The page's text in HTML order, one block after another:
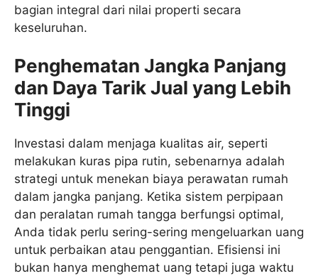
bagian integral dari nilai properti secara
keseluruhan.
Penghematan Jangka Panjang
dan Daya Tarik Jual yang Lebih
Tinggi
Investasi dalam menjaga kualitas air, seperti
melakukan kuras pipa rutin, sebenarnya adalah
strategi untuk menekan biaya perawatan rumah
dalam jangka panjang. Ketika sistem perpipaan
dan peralatan rumah tangga berfungsi optimal,
Anda tidak perlu sering-sering mengeluarkan uang
untuk perbaikan atau penggantian. Efisiensi ini
bukan hanya menghemat uang tetapi juga waktu